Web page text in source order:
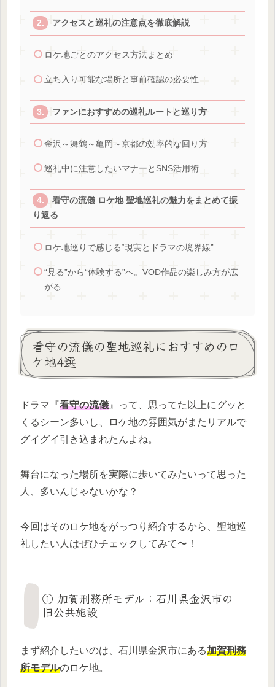
アクセスと巡礼の注意点を徹底解説
ロケ地ごとのアクセス方法まとめ
立ち入り可能な場所と事前確認の必要性
ファンにおすすめの巡礼ルートと巡り方
金沢～舞鶴～亀岡～京都の効率的な回り方
巡礼中に注意したいマナーとSNS活用術
看守の流儀 ロケ地 聖地巡礼の魅力をまとめて振
り返る
ロケ地巡りで感じる“現実とドラマの境界線”
“見る”から“体験する”へ。VOD作品の楽しみ方が広
がる
看守の流儀の聖地巡礼におすすめのロ
ケ地4選
ドラマ『看守の流儀』って、思ってた以上にグッと
くるシーン多いし、ロケ地の雰囲気がまたリアルで
グイグイ引き込まれたんよね。
舞台になった場所を実際に歩いてみたいって思った
人、多いんじゃないかな？
今回はそのロケ地をがっつり紹介するから、聖地巡
礼したい人はぜひチェックしてみて〜！
① 加賀刑務所モデル：石川県金沢市の
旧公共施設
まず紹介したいのは、石川県金沢市にある加賀刑務
所モデルのロケ地。